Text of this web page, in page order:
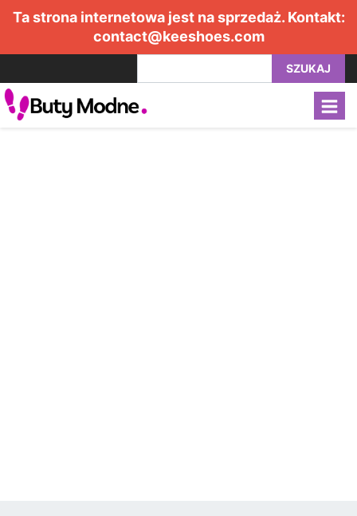
Ta strona internetowa jest na sprzedaż. Kontakt:
contact@keeshoes.com
SZUKAJ